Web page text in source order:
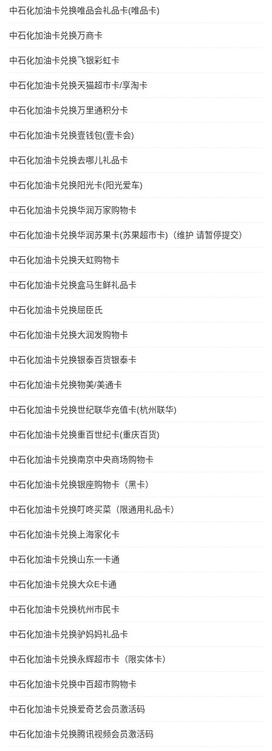
中石化加油卡兑换唯品会礼品卡(唯品卡)
中石化加油卡兑换万商卡
中石化加油卡兑换飞银彩虹卡
中石化加油卡兑换天猫超市卡/享淘卡
中石化加油卡兑换万里通积分卡
中石化加油卡兑换壹钱包(壹卡会)
中石化加油卡兑换去哪儿礼品卡
中石化加油卡兑换阳光卡(阳光爱车)
中石化加油卡兑换华润万家购物卡
中石化加油卡兑换华润苏果卡(苏果超市卡)（维护 请暂停提交）
中石化加油卡兑换天虹购物卡
中石化加油卡兑换盒马生鲜礼品卡
中石化加油卡兑换屈臣氏
中石化加油卡兑换大润发购物卡
中石化加油卡兑换银泰百货银泰卡
中石化加油卡兑换物美/美通卡
中石化加油卡兑换世纪联华充值卡(杭州联华)
中石化加油卡兑换重百世纪卡(重庆百货)
中石化加油卡兑换南京中央商场购物卡
中石化加油卡兑换银座购物卡（黑卡）
中石化加油卡兑换叮咚买菜（限通用礼品卡）
中石化加油卡兑换上海家化卡
中石化加油卡兑换山东一卡通
中石化加油卡兑换大众E卡通
中石化加油卡兑换杭州市民卡
中石化加油卡兑换驴妈妈礼品卡
中石化加油卡兑换永辉超市卡（限实体卡）
中石化加油卡兑换中百超市购物卡
中石化加油卡兑换爱奇艺会员激活码
中石化加油卡兑换腾讯视频会员激活码